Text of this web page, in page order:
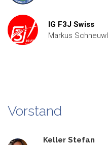
IG F3J Swiss
Markus
Vorstand
Keller Stefan